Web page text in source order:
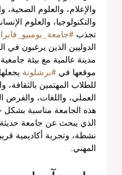
والإعلام، والعلوم الصحية،
والتكنولوجيا، والعلوم
تجذب #جامعة_بومبيو_فابرا
الدوليين الذين يرغبون في
مدينة عالمية مع بيئة
موقعها في #برشلونة
للطلاب المهتمين بالثقافة،
العملي، واللغات، والفرص
هذه الجامعة مناسبة
الذي يبحث عن جامعة
نشطة، وتجربة أكاديمية
المهني.